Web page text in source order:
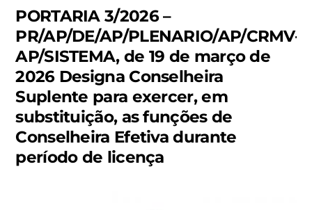
PORTARIA 3/2026 –
PR/AP/DE/AP/PLENARIO/AP/CRMV-
AP/SISTEMA, de 19 de março de
2026 Designa Conselheira
Suplente para exercer, em
substituição, as funções de
Conselheira Efetiva durante
período de licença